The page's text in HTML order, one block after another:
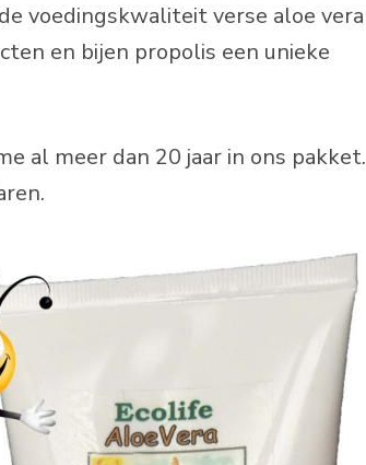
voedingskwaliteit verse aloe vera
en bijen propolis een unieke
al meer dan 20 jaar in ons pakket.